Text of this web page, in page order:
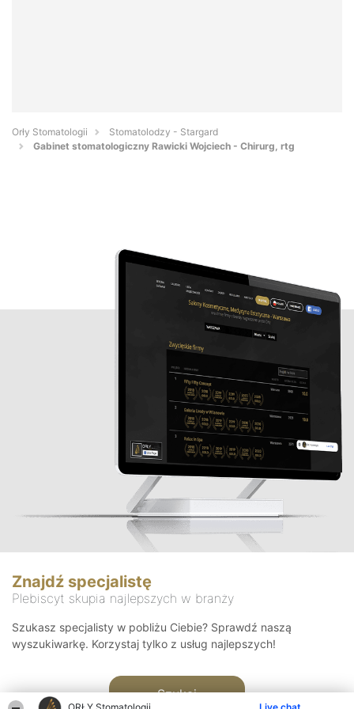
Orły Stomatologii
Stomatolodzy - Stargard
Gabinet stomatologiczny Rawicki Wojciech - Chirurg, rtg
Znajdź specjalistę
Plebiscyt skupia najlepszych w branży
Szukasz specjalisty w pobliżu Ciebie? Sprawdź naszą
wyszukiwarkę. Korzystaj tylko z usług najlepszych!
Szukaj